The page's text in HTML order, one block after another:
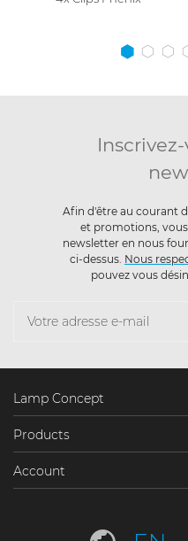
Afin d'être au courant
et promotions,
newsletter en nous
ci-dessus. Nous
pouvez vous
Lamp Concept
Products
Account